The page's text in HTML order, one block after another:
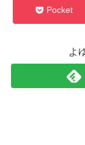
Pocket
よ